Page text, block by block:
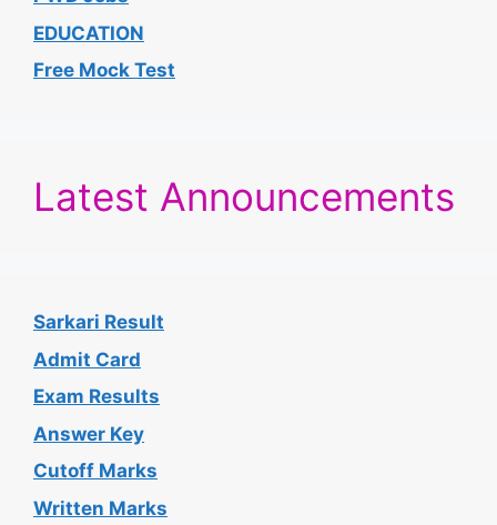
EDUCATION
Free Mock Test
Latest Announcements
Sarkari Result
Admit Card
Exam Results
Answer Key
Cutoff Marks
Written Marks